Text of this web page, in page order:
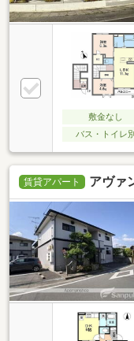
敷金なし
バス・トイレ別
賃貸アパート アヴァ